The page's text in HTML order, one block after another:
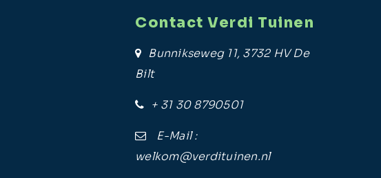
Contact Verdi Tuinen
Bunnikseweg 11, 3732 HV De
Bilt
+ 31 30 8790501
E-Mail :
welkom@verdituinen.nl